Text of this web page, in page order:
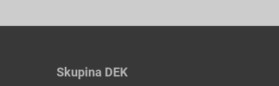
Skupina DEK